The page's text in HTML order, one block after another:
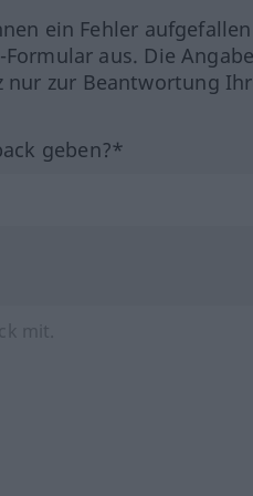
ein Fehler
Formular aus. Die
zur Beantwortung
geben?*